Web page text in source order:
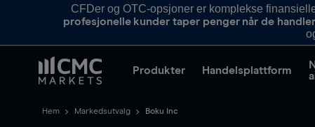
CFDer og OTC-opsjoner er komplekse
profesjonelle kunder taper penger når de
Produkter Handelsplattform
Hem Markedsutvalg Boku Inc